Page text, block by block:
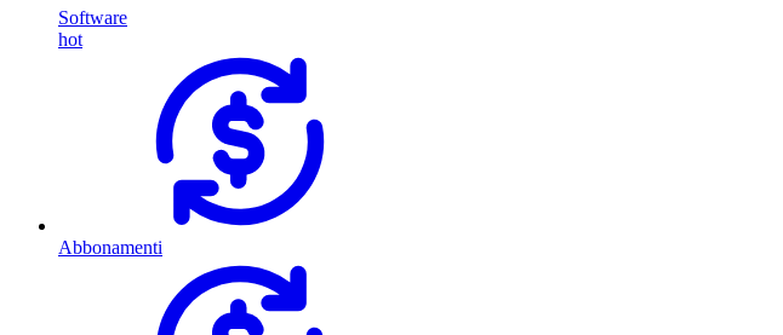
Software
hot
Abbonamenti